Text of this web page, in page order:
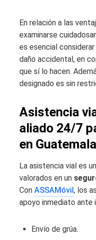
En relación a las
examinarse
es esencial
daño accidental, en
que sí lo hacen.
designado es sin
Asistencia
aliado 24/7
en Guatemala
La asistencia vial es
valorados en un
Con ASSAMóvil , los
apoyo inmediato ante
Envío de grúa.